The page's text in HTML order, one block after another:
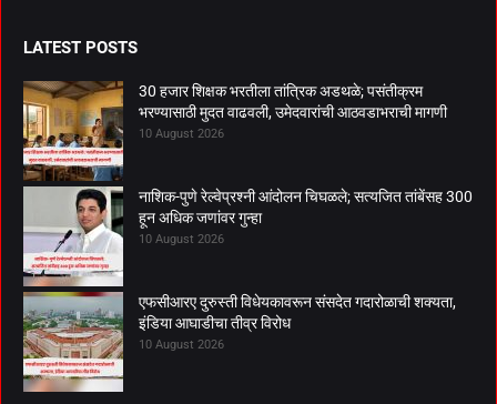
LATEST POSTS
30 हजार शिक्षक भरतीला तांत्रिक अडथळे; पसंतीक्रम
भरण्यासाठी मुदत वाढवली, उमेदवारांची आठवडाभराची मागणी
10 August 2026
नाशिक-पुणे रेल्वेप्रश्नी आंदोलन चिघळले; सत्यजित तांबेंसह 300
हून अधिक जणांवर गुन्हा
10 August 2026
एफसीआरए दुरुस्ती विधेयकावरून संसदेत गदारोळाची शक्यता,
इंडिया आघाडीचा तीव्र विरोध
10 August 2026